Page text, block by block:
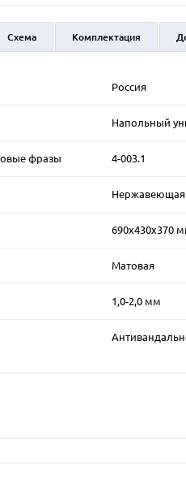
Схема Комплектация
Россия
Напольный
фразы 4-003.1
Нержавеющая
690х430х370
Матовая
1,0-2,0 мм